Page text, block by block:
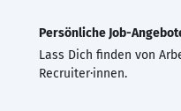
Persönliche Job-
Lass Dich finden von
Recruiter·innen.